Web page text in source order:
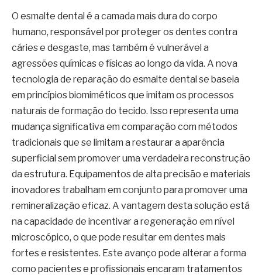
O esmalte dental é a camada mais dura do corpo
humano, responsável por proteger os dentes contra
cáries e desgaste, mas também é vulnerável a
agressões químicas e físicas ao longo da vida. A nova
tecnologia de reparação do esmalte dental se baseia
em princípios biomiméticos que imitam os processos
naturais de formação do tecido. Isso representa uma
mudança significativa em comparação com métodos
tradicionais que se limitam a restaurar a aparência
superficial sem promover uma verdadeira reconstrução
da estrutura. Equipamentos de alta precisão e materiais
inovadores trabalham em conjunto para promover uma
remineralização eficaz. A vantagem desta solução está
na capacidade de incentivar a regeneração em nível
microscópico, o que pode resultar em dentes mais
fortes e resistentes. Este avanço pode alterar a forma
como pacientes e profissionais encaram tratamentos